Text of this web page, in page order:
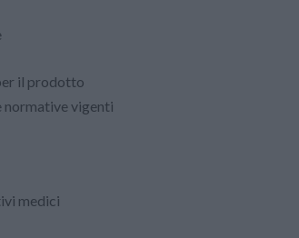
il prodotto
normative vigenti
medici